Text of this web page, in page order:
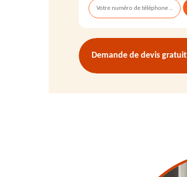
Demande de devis gratuit